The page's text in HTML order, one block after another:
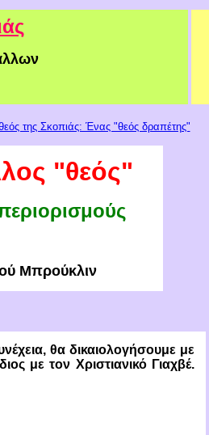
της Σκοπιάς: Ένας "θεός δραπέτης"
"θεός"
Μπρούκλιν
θα δικαιολογήσουμε με
με τον Χριστιανικό Γιαχβέ.